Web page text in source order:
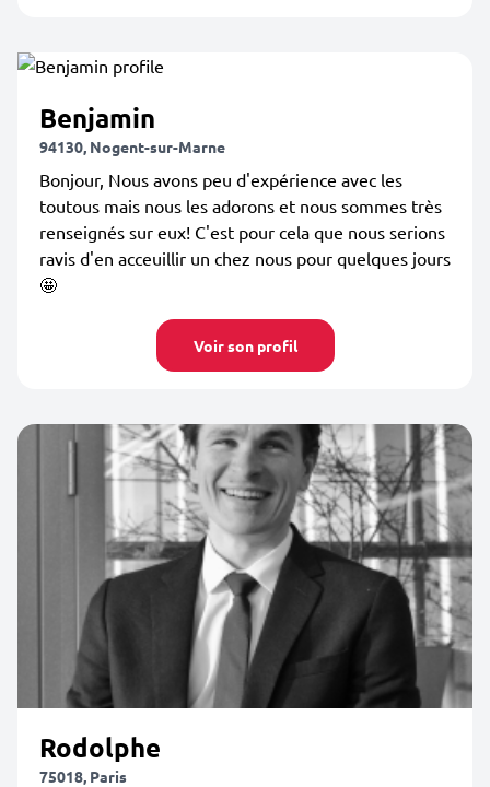
Benjamin
94130, Nogent-sur-Marne
Bonjour, Nous avons peu d'expérience avec les
toutous mais nous les adorons et nous sommes très
renseignés sur eux! C'est pour cela que nous serions
ravis d'en acceuillir un chez nous pour quelques jours
🤩
Voir son profil
Rodolphe
75018, Paris